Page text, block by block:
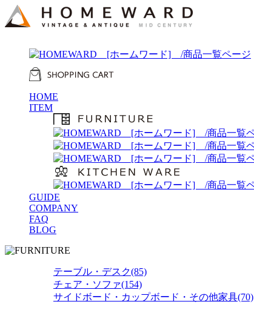
HOME
ITEM
GUIDE
COMPANY
FAQ
BLOG
テーブル・デスク(85)
チェア・ソファ(154)
サイドボード・カップボード・その他家具(70)